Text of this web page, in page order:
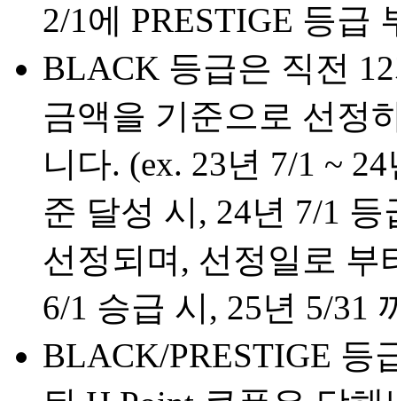
2/1에 PRESTIGE 등급
BLACK 등급은 직전
금액을 기준으로 선정
니다. (ex. 23년 7/1 ~
준 달성 시, 24년 7/1
선정되며, 선정일로 부
6/1 승급 시, 25년 5/31
BLACK/PRESTIGE 등